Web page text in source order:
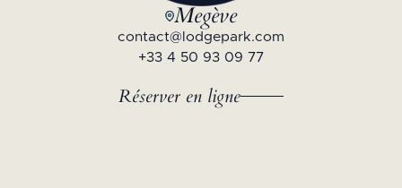
Megève
contact@lodgepark.com
+33 4 50 93 09 77
Réserver en ligne